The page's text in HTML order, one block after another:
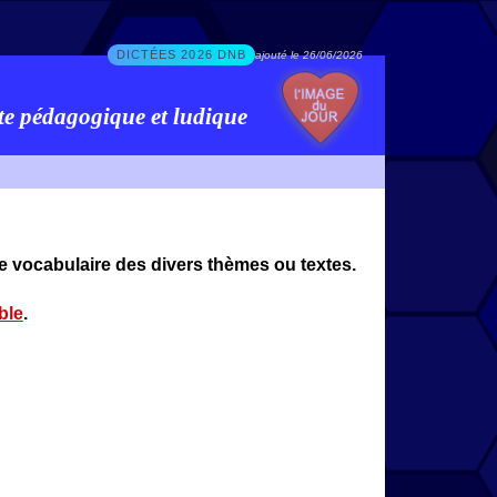
DICTÉES 2026 DNB ajouté le 26/06/2026
pédagogique et ludique
vocabulaire des divers thèmes ou textes.
.